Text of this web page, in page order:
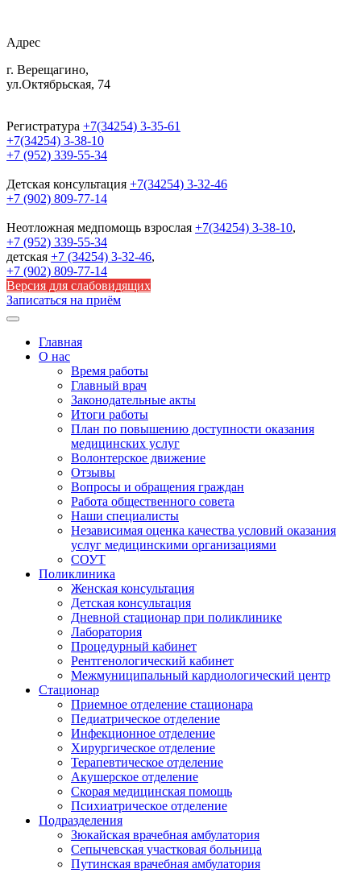
Адрес
г. Верещагино,
ул.Октябрьская, 74
Регистратура +7(34254) 3-35-61
+7(34254) 3-38-10
+7 (952) 339-55-34
Детская консультация +7(34254) 3-32-46
+7 (902) 809-77-14
Неотложная медпомощь взрослая +7(34254) 3-38-10,
+7 (952) 339-55-34
детская +7 (34254) 3-32-46,
+7 (902) 809-77-14
Версия для слабовидящих
Записаться на приём
Главная
О нас
Время работы
Главный врач
Законодательные акты
Итоги работы
План по повышению доступности оказания
медицинских услуг
Волонтерское движение
Отзывы
Вопросы и обращения граждан
Работа общественного совета
Наши специалисты
Независимая оценка качества условий оказания
услуг медицинскими организациями
СОУТ
Поликлиника
Женская консультация
Детская консультация
Дневной стационар при поликлинике
Лаборатория
Процедурный кабинет
Рентгенологический кабинет
Межмуниципальный кардиологический центр
Стационар
Приемное отделение стационара
Педиатрическое отделение
Инфекционное отделение
Хирургическое отделение
Терапевтическое отделение
Акушерское отделение
Скорая медицинская помощь
Психиатрическое отделение
Подразделения
Зюкайская врачебная амбулатория
Сепычевская участковая больница
Путинская врачебная амбулатория